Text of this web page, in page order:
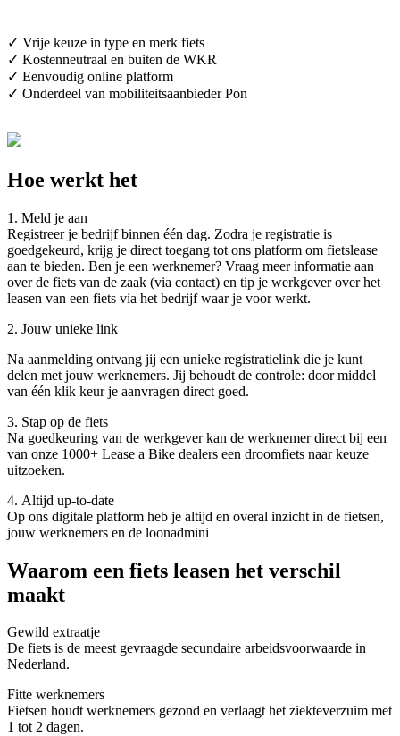
✓ Vrije keuze in type en merk fiets
✓ Kostenneutraal en buiten de WKR
✓ Eenvoudig online platform
✓ Onderdeel van mobiliteitsaanbieder Pon
Hoe werkt het
1. Meld je aan
Registreer je bedrijf binnen één dag. Zodra je registratie is
goedgekeurd, krijg je direct toegang tot ons platform om fietslease
aan te bieden. Ben je een werknemer? Vraag meer informatie aan
over de fiets van de zaak (via contact) en tip je werkgever over het
leasen van een fiets via het bedrijf waar je voor werkt.
2. Jouw unieke link
Na aanmelding ontvang jij een unieke registratielink die je kunt
delen met jouw werknemers. Jij behoudt de controle: door middel
van één klik keur je aanvragen direct goed.
3. Stap op de fiets
Na goedkeuring van de werkgever kan de werknemer direct bij een
van onze 1000+ Lease a Bike dealers een droomfiets naar keuze
uitzoeken.
4. Altijd up-to-date
Op ons digitale platform heb je altijd en overal inzicht in de fietsen,
jouw werknemers en de loonadmini
Waarom een fiets leasen het verschil
maakt
Gewild extraatje
De fiets is de meest gevraagde secundaire arbeidsvoorwaarde in
Nederland.
Fitte werknemers
Fietsen houdt werknemers gezond en verlaagt het ziekteverzuim met
1 tot 2 dagen.